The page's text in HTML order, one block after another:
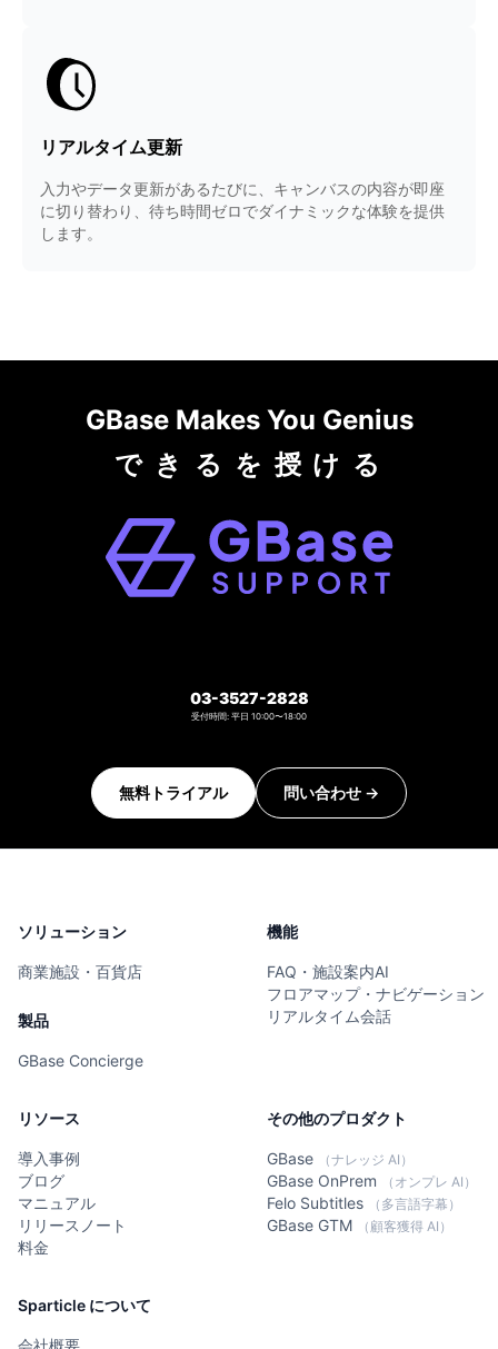
リアルタイム更新
入力やデータ更新があるたびに、キャンバスの内容が即座
に切り替わり、待ち時間ゼロでダイナミックな体験を提供
します。
GBase Makes You Genius
で き る を 授 け る
03-3527-2828
受付時間: 平日 10:00〜18:00
無料トライアル 問い合わせ →
ソリューション
商業施設・百貨店
製品
GBase Concierge
機能
FAQ・施設案内AI
フロアマップ・ナビゲーション
リアルタイム会話
リソース
導入事例
ブログ
マニュアル
リリースノート
料金
その他のプロダクト
GBase （ナレッジ AI）
GBase OnPrem （オンプレ AI）
Felo Subtitles （多言語字幕）
GBase GTM （顧客獲得 AI）
Sparticle について